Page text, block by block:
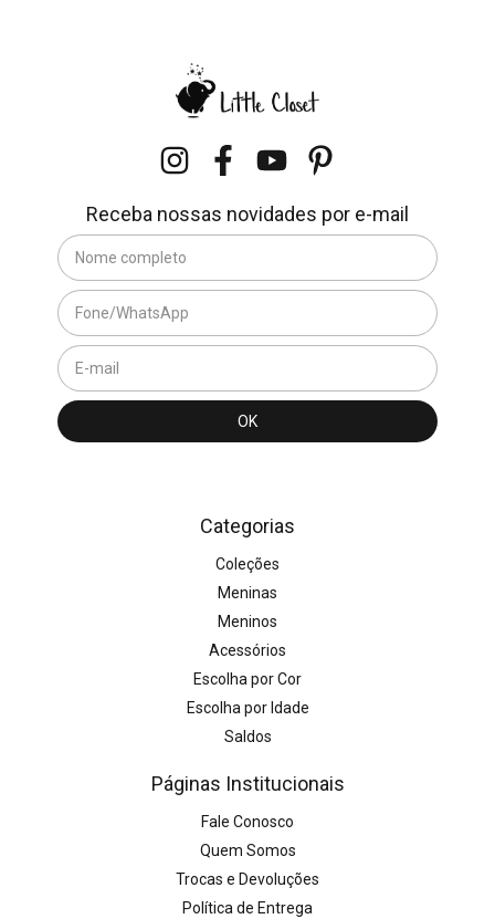
Receba nossas novidades por e-mail
Categorias
Coleções
Meninas
Meninos
Acessórios
Escolha por Cor
Escolha por Idade
Saldos
Páginas Institucionais
Fale Conosco
Quem Somos
Trocas e Devoluções
Política de Entrega